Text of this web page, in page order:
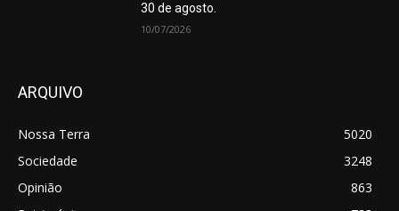
30 de agosto.
10/07/2026
ARQUIVO
Nossa Terra
5020
Sociedade
3248
Opinião
863